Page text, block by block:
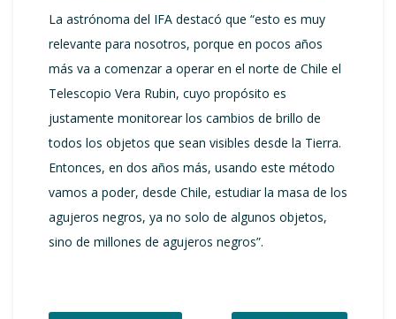
La astrónoma del IFA destacó que “esto es muy
relevante para nosotros, porque en pocos años
más va a comenzar a operar en el norte de Chile el
Telescopio Vera Rubin, cuyo propósito es
justamente monitorear los cambios de brillo de
todos los objetos que sean visibles desde la Tierra.
Entonces, en dos años más, usando este método
vamos a poder, desde Chile, estudiar la masa de los
agujeros negros, ya no solo de algunos objetos,
sino de millones de agujeros negros”.